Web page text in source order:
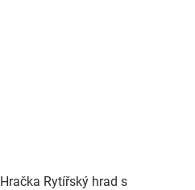
Hračka Rytířský hrad s